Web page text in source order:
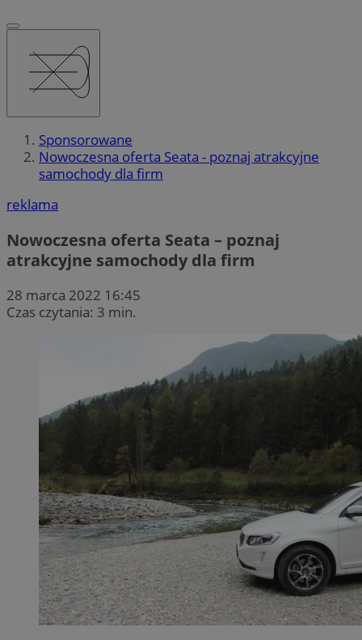
Sponsorowane
Nowoczesna oferta Seata - poznaj atrakcyjne
samochody dla firm
reklama
Nowoczesna oferta Seata – poznaj
atrakcyjne samochody dla firm
28 marca 2022 16:45
Czas czytania: 3 min.